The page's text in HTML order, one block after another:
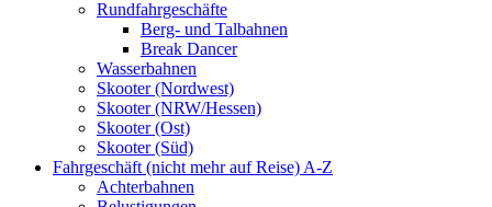
Rundfahrgeschäfte
Berg- und Talbahnen
Break Dancer
Wasserbahnen
Skooter (Nordwest)
Skooter (NRW/Hessen)
Skooter (Ost)
Skooter (Süd)
Fahrgeschäft (nicht mehr auf Reise) A-Z
Achterbahnen